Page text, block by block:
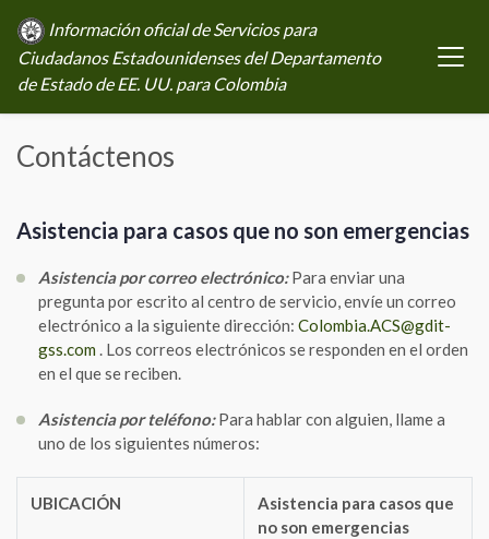
Información oficial de Servicios para
Ciudadanos Estadounidenses del Departamento
de Estado de EE. UU. para Colombia
Contáctenos
Asistencia para casos que no son emergencias
Asistencia por correo electrónico:Para enviar una
pregunta por escrito al centro de servicio, envíe un correo
electrónico a la siguiente dirección: Colombia.ACS@gdit-
gss.com . Los correos electrónicos se responden en el orden
en el que se reciben.
Asistencia por teléfono:Para hablar con alguien, llame a
uno de los siguientes números:
UBICACIÓN
Asistencia para casos que
no son emergencias